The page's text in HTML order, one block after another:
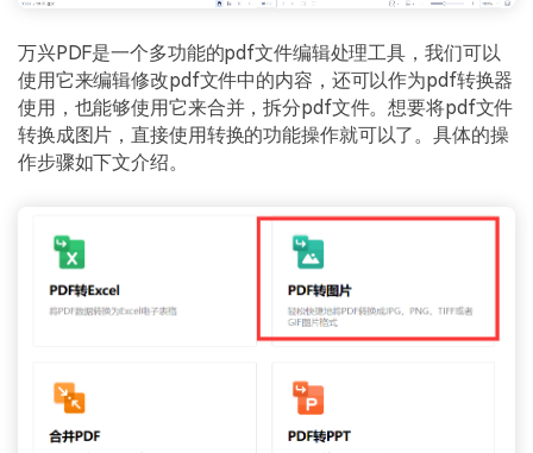
PDF OCR
万兴PDF是一个多功能的pdf文件编辑处理工具，我们可以
使用它来编辑修改pdf文件中的内容，还可以作为pdf转换器
使用，也能够使用它来合并，拆分pdf文件。想要将pdf文件
转换成图片，直接使用转换的功能操作就可以了。具体的操
作步骤如下文介绍。